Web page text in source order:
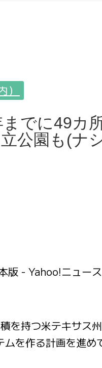
でに49カ
公園も(ナ
版 - Yahoo!ニュー
を持つ米テキサス
を作る計画を進